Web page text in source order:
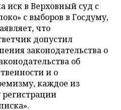
иск в Верховный суд с
с выборов в Госдуму,
что
допустил
законодательства о
об
и о
каждое из